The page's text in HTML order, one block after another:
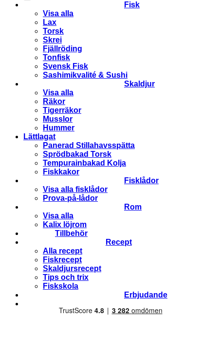
Fisk
Visa alla
Lax
Torsk
Skrei
Fjällröding
Tonfisk
Svensk Fisk
Sashimikvalité & Sushi
Skaldjur
Visa alla
Räkor
Tigerräkor
Musslor
Hummer
Lättlagat
Panerad Stillahavsspätta
Sprödbakad Torsk
Tempurainbakad Kolja
Fiskkakor
Fisklådor
Visa alla fisklådor
Prova-på-lådor
Rom
Visa alla
Kalix löjrom
Tillbehör
Recept
Alla recept
Fiskrecept
Skaldjursrecept
Tips och trix
Fiskskola
Erbjudande